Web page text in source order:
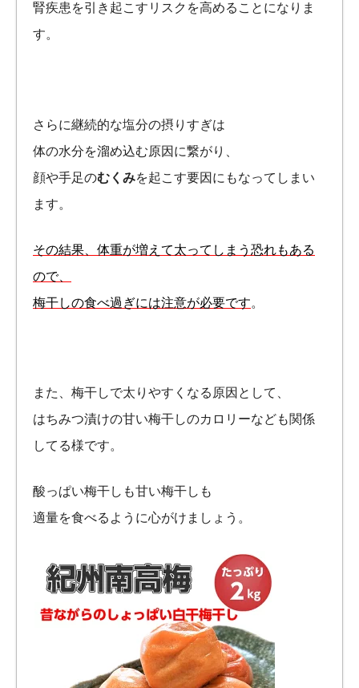
腎疾患を引き起こすリスクを高めることになりま
す。
さらに継続的な塩分の摂りすぎは
体の水分を溜め込む原因に繋がり、
顔や手足のむくみを起こす要因にもなってしまい
ます。
その結果、体重が増えて太ってしまう恐れもある
ので、
梅干しの食べ過ぎには注意が必要です。
また、梅干しで太りやすくなる原因として、
はちみつ漬けの甘い梅干しのカロリーなども関係
してる様です。
酸っぱい梅干しも甘い梅干しも
適量を食べるように心がけましょう。